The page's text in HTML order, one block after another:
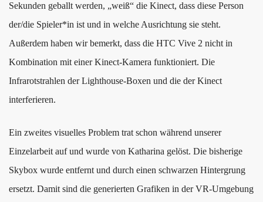
Sekunden geballt werden, „weiß“ die Kinect, dass diese Person
der/die Spieler*in ist und in welche Ausrichtung sie steht.
Außerdem haben wir bemerkt, dass die HTC Vive 2 nicht in
Kombination mit einer Kinect-Kamera funktioniert. Die
Infrarotstrahlen der Lighthouse-Boxen und die der Kinect
interferieren.
Ein zweites visuelles Problem trat schon während unserer
Einzelarbeit auf und wurde von Katharina gelöst. Die bisherige
Skybox wurde entfernt und durch einen schwarzen Hintergrung
ersetzt. Damit sind die generierten Grafiken in der VR-Umgebung